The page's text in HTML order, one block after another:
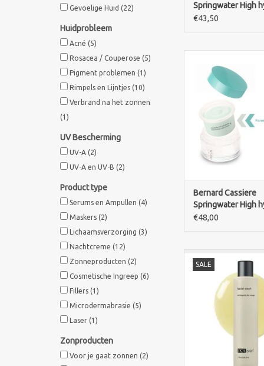
Gevoelige Huid (22)
Huidprobleem
Acné (5)
Rosacea / Couperose (5)
Pigment problemen (1)
Rimpels en Lijntjes (10)
Verbrand na het zonnen
(1)
UV Bescherming
UV-A (2)
UV-A en UV-B (2)
Product type
Serums en Ampullen (4)
Maskers (2)
Lichaamsverzorging (3)
Nachtcreme (12)
Zonneproducten (2)
Cosmetische Ingreep (6)
Fillers (1)
Microdermabrasie (5)
Laser (1)
Zonproducten
Voor je gaat zonnen (2)
Springwater High
care crème
€43,50
High Hydration Care
Night Cream
Hydraterende
de huid soepel en fris
TOEVOEGEN AAN
Bernard Cassiere
Springwater High
care moisterizing
€48,00
SALE
een verfrissende,
reinigingsgel op
huidvriendelijke
Vera. De cleanser
make-up,
onzuiverheden
de huid uit te
TOEVOEGEN AAN